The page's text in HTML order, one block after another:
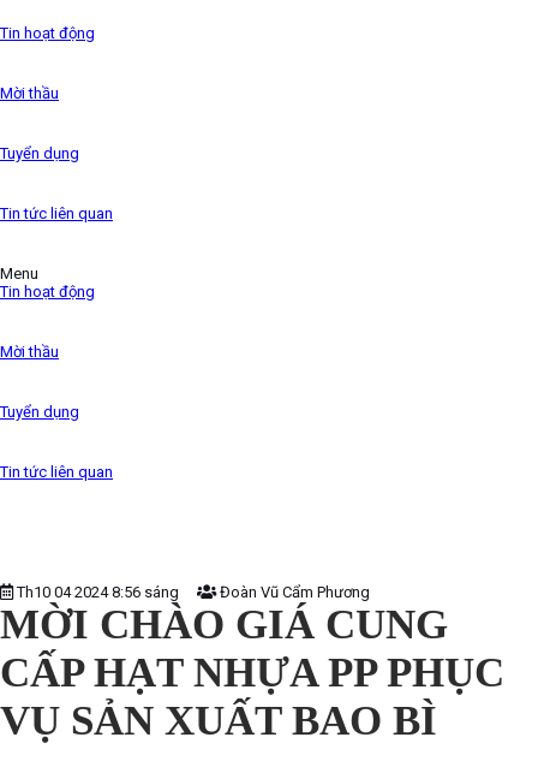
the 1500s,
Tin hoạt động
Mời thầu
Tuyển dụng
Tin tức liên quan
Menu
Tin hoạt động
Mời thầu
Tuyển dụng
Tin tức liên quan
Th10 04 2024 8:56 sáng Đoàn Vũ Cẩm Phương
MỜI CHÀO GIÁ CUNG
CẤP HẠT NHỰA PP PHỤC
VỤ SẢN XUẤT BAO BÌ